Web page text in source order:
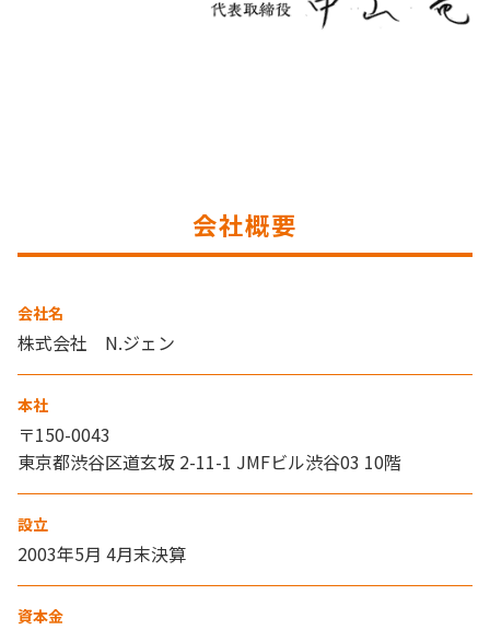
会社概要
会社名
株式会社 N.ジェン
本社
〒150-0043
東京都渋谷区道玄坂 2-11-1 JMFビル渋谷03 10階
設立
2003年5月 4月末決算
資本金